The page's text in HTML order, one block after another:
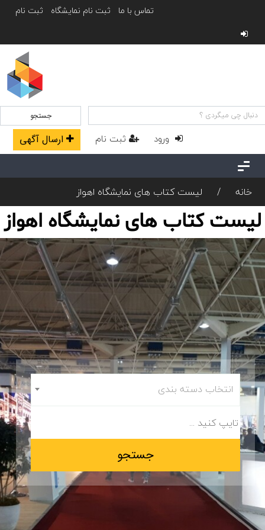
تماس با ما ثبت نام نمایشگاه ثبت نام
جستجو
ورود ثبت نام ارسال آگهی
خانه لیست کتاب های نمایشگاه اهواز
لیست کتاب های نمایشگاه اهواز
انتخاب دسته بندی
جستجو